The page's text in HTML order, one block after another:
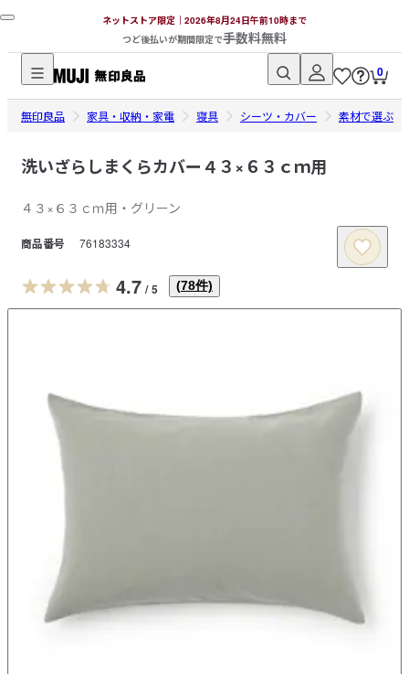
ネットストア限定｜2026年8月24日午前10時まで
つど後払いが期間限定で手数料無料
無
印
品
ッ
ス
ト
0
無印良品 家具・収納・家電 寝具 シーツ・カバー 素材で選ぶ
洗いざらしまくらカバー４３×６３ｃｍ用
４３×６３ｃｍ用・グリーン
商品番号 76183334
4.7 / 5 (78件)